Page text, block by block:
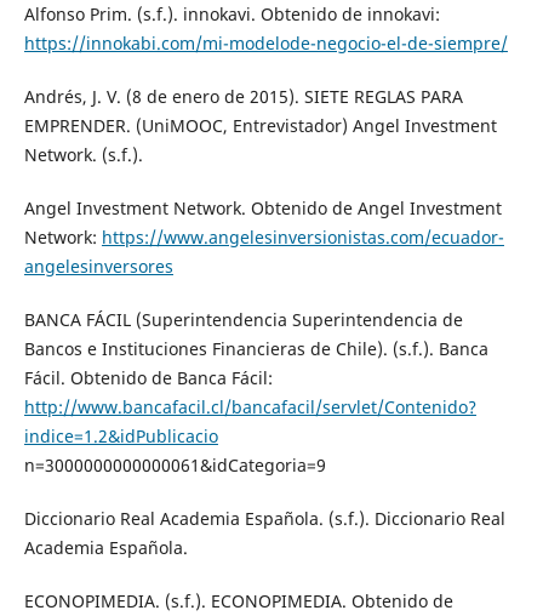
Alfonso Prim. (s.f.). innokavi. Obtenido de innokavi:
https://innokabi.com/mi-modelode-negocio-el-de-siempre/
Andrés, J. V. (8 de enero de 2015). SIETE REGLAS PARA
EMPRENDER. (UniMOOC, Entrevistador) Angel Investment
Network. (s.f.).
Angel Investment Network. Obtenido de Angel Investment
Network: https://www.angelesinversionistas.com/ecuador-
angelesinversores
BANCA FÁCIL (Superintendencia Superintendencia de
Bancos e Instituciones Financieras de Chile). (s.f.). Banca
Fácil. Obtenido de Banca Fácil:
http://www.bancafacil.cl/bancafacil/servlet/Contenido?
indice=1.2&idPublicacio
n=3000000000000061&idCategoria=9
Diccionario Real Academia Española. (s.f.). Diccionario Real
Academia Española.
ECONOPIMEDIA. (s.f.). ECONOPIMEDIA. Obtenido de